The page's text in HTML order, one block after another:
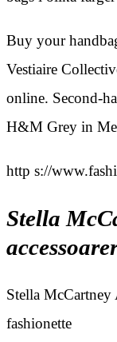
Buy your
Vestiaire
online. Second-
H&M Grey in
http s://
Stella
Stella McCartney
fashionette